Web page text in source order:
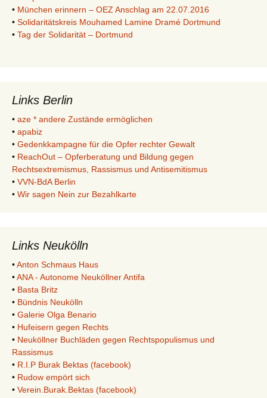
• München erinnern – OEZ Anschlag am 22.07.2016
• Solidaritätskreis Mouhamed Lamine Dramé Dortmund
• Tag der Solidarität – Dortmund
Links Berlin
• aze * andere Zustände ermöglichen
• apabiz
• Gedenkkampagne für die Opfer rechter Gewalt
• ReachOut – Opferberatung und Bildung gegen
Rechtsextremismus, Rassismus und Antisemitismus
• VVN-BdA Berlin
• Wir sagen Nein zur Bezahlkarte
Links Neukölln
•Anton Schmaus Haus
•ANA - Autonome Neuköllner Antifa
• Basta Britz
• Bündnis Neukölln
• Galerie Olga Benario
• Hufeisern gegen Rechts
• Neuköllner Buchläden gegen Rechtspopulismus und
Rassismus
• R.I.P Burak Bektas (facebook)
• Rudow empört sich
• Verein.Burak.Bektas (facebook)